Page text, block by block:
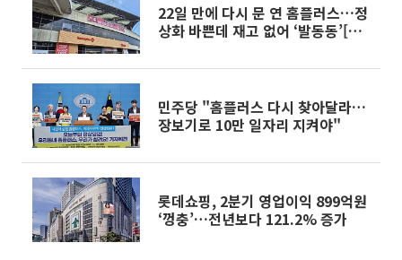
22일 만에 다시 문 연 홈플러스…정
상화 바쁜데 재고 없어 ‘발동동’[가
민주당 "홈플러스 다시 찾아달라…
장보기로 10만 일자리 지켜야"
롯데쇼핑, 2분기 영업이익 899억원
‘껑충’…전년보다 121.2% 증가